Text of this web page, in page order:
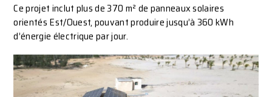
Ce projet inclut plus de 370 m² de panneaux solaires
orientés Est/Ouest, pouvant produire jusqu’à 360 kWh
d’énergie électrique par jour.